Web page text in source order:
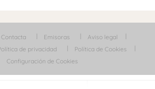
Emisoras
Aviso legal
de privacidad
Política de Cookies
Configuración de Cookies